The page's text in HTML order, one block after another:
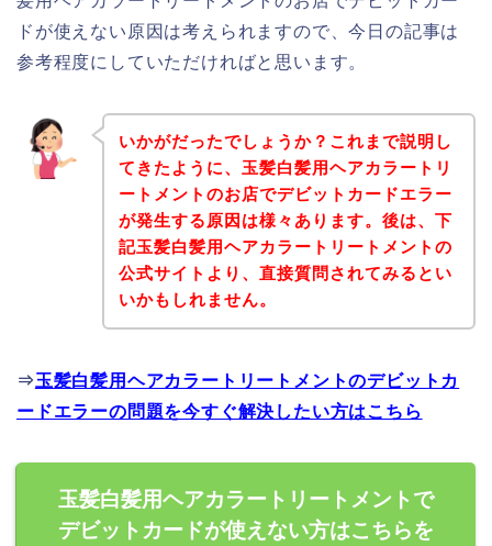
ドが使えない原因は考えられますので、今日の記事は
参考程度にしていただければと思います。
いかがだったでしょうか？これまで説明し
てきたように、玉髪白髪用ヘアカラートリ
ートメントのお店でデビットカードエラー
が発生する原因は様々あります。後は、下
記玉髪白髪用ヘアカラートリートメントの
公式サイトより、直接質問されてみるとい
いかもしれません。
⇒玉髪白髪用ヘアカラートリートメントのデビットカ
ードエラーの問題を今すぐ解決したい方はこちら
玉髪白髪用ヘアカラートリートメントで
デビットカードが使えない方はこちらを